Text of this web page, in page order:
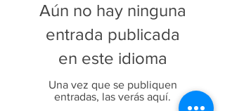
Aún no hay ninguna
entrada publicada
en este idioma
Una vez que se publiquen
entradas, las verás aquí.